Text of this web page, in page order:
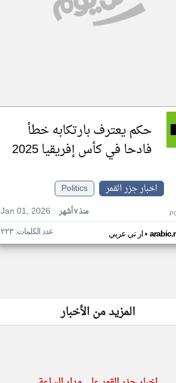
حكم يعترف بارتكابه خطأ
فادحا في كأس إفريقيا 2025
اخبار جزر القمر
Politics
Jan 01, 2026
منذ ٧ أشهر
ار تي عربي• عدد الكلمات: ٢٢٣
المزيد من الأخبار